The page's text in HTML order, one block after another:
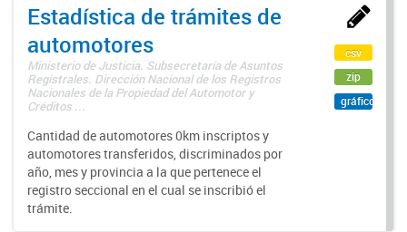
Estadística de trámites de
automotores
Ministerio de Justicia. Subsecretaría de Asuntos
Registrales. Dirección Nacional de los Registros
Nacionales de la Propiedad del Automotor y
Créditos ...
Cantidad de automotores 0km inscriptos y
automotores transferidos, discriminados por
año, mes y provincia a la que pertenece el
registro seccional en el cual se inscribió el
trámite.
csv
zip
gráfico